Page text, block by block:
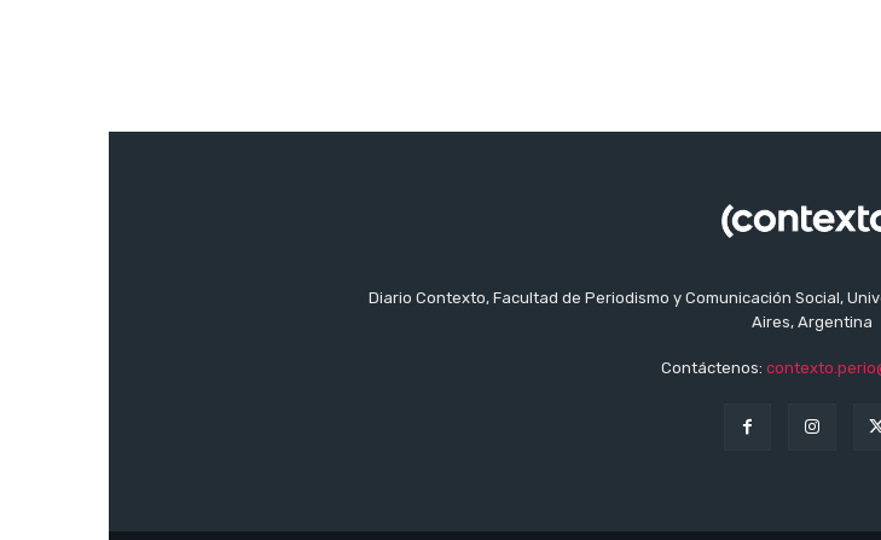
Diario Contexto, Facultad de Periodismo y Comunicación Social,
Aires, Argentina
Contáctenos: